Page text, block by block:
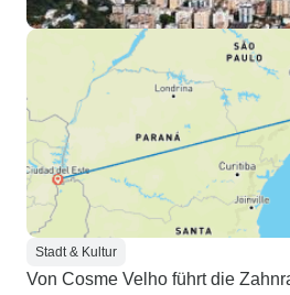
Stadt & Kultur
Von Cosme Velho führt die